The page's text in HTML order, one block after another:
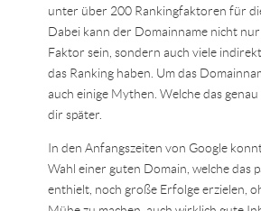
unter über 200 Rankingfaktoren für
Dabei kann der Domainname nicht
Faktor sein, sondern auch viele
das Ranking haben. Um das
auch einige Mythen. Welche das
dir später.
In den Anfangszeiten von Google
Wahl einer guten Domain, welche das
enthielt, noch große Erfolge erzielen,